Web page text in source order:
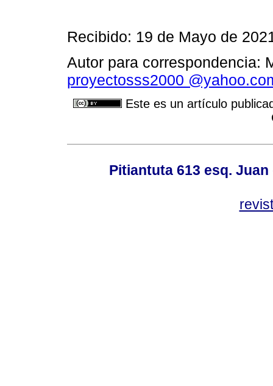
Recibido: 19 de Mayo de
Autor para correspondencia:
proyectosss2000
Este es un artículo
Pitiantuta 613 esq.